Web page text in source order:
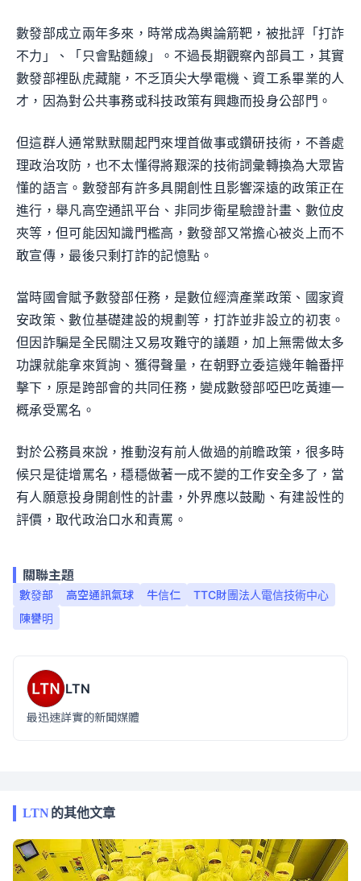
數發部成立兩年多來，時常成為輿論箭靶，被批評「打詐
不力」、「只會點麵線」。不過長期觀察內部員工，其實
數發部裡臥虎藏龍，不乏頂尖大學電機、資工系畢業的人
才，因為對公共事務或科技政策有興趣而投身公部門。
但這群人通常默默關起門來埋首做事或鑽研技術，不善處
理政治攻防，也不太懂得將艱深的技術詞彙轉換為大眾皆
懂的語言。數發部有許多具開創性且影響深遠的政策正在
進行，舉凡高空通訊平台、非同步衛星驗證計畫、數位皮
夾等，但可能因知識門檻高，數發部又常擔心被炎上而不
敢宣傳，最後只剩打詐的記憶點。
當時國會賦予數發部任務，是數位經濟產業政策、國家資
安政策、數位基礎建設的規劃等，打詐並非設立的初衷。
但因詐騙是全民關注又易攻難守的議題，加上無需做太多
功課就能拿來質詢、獲得聲量，在朝野立委這幾年輪番抨
擊下，原是跨部會的共同任務，變成數發部啞巴吃黃連一
概承受罵名。
對於公務員來說，推動沒有前人做過的前瞻政策，很多時
候只是徒增罵名，穩穩做著一成不變的工作安全多了，當
有人願意投身開創性的計畫，外界應以鼓勵、有建設性的
評價，取代政治口水和責罵。
關聯主題
數發部 高空通訊氣球 牛信仁
TTC財團法人電信技術中心
陳譽明
LTN
最迅速詳實的新聞媒體
LTN的其他文章